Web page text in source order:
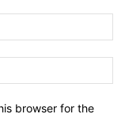
browser for the